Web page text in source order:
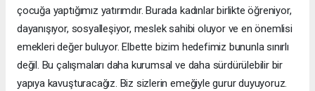
çocuğa yaptığımız yatırımdır. Burada kadınlar birlikte öğreniyor,
dayanışıyor, sosyalleşiyor, meslek sahibi oluyor ve en önemlisi
emekleri değer buluyor. Elbette bizim hedefimiz bununla sınırlı
değil. Bu çalışmaları daha kurumsal ve daha sürdürülebilir bir
yapıya kavuşturacağız. Biz sizlerin emeğiyle gurur duyuyoruz.